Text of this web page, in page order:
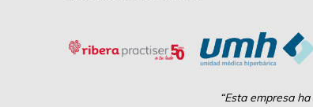
“Esta empresa